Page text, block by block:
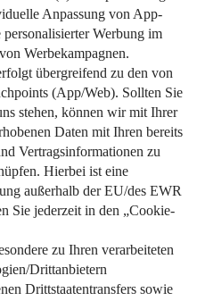
Nutzungsbedingungen
Über uns Bildquellen
Widerrufsformular